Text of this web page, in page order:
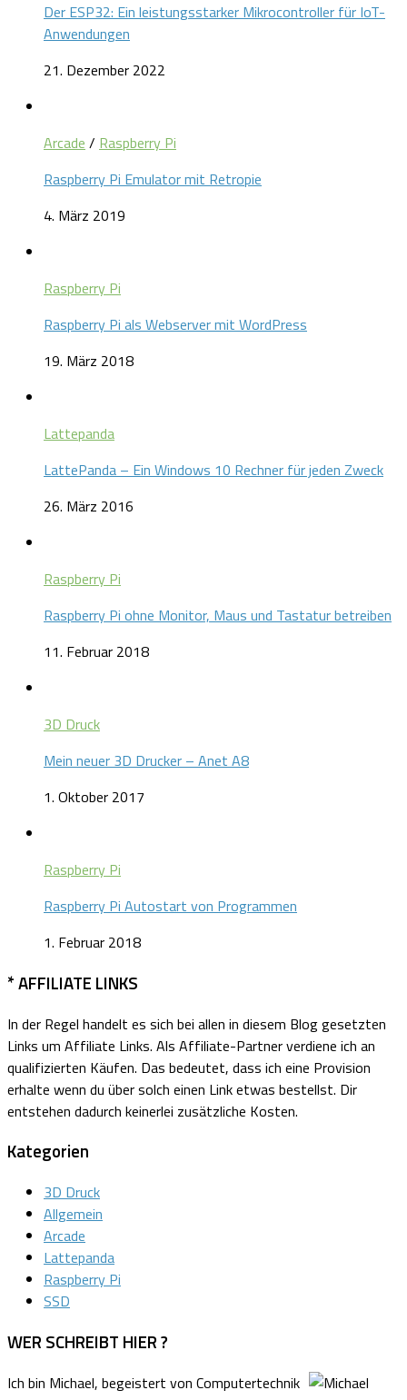
Der ESP32: Ein leistungsstarker Mikrocontroller für IoT-
Anwendungen
21. Dezember 2022
Arcade / Raspberry Pi
Raspberry Pi Emulator mit Retropie
4. März 2019
Raspberry Pi
Raspberry Pi als Webserver mit WordPress
19. März 2018
Lattepanda
LattePanda – Ein Windows 10 Rechner für jeden Zweck
26. März 2016
Raspberry Pi
Raspberry Pi ohne Monitor, Maus und Tastatur betreiben
11. Februar 2018
3D Druck
Mein neuer 3D Drucker – Anet A8
1. Oktober 2017
Raspberry Pi
Raspberry Pi Autostart von Programmen
1. Februar 2018
* AFFILIATE LINKS
In der Regel handelt es sich bei allen in diesem Blog gesetzten
Links um Affiliate Links. Als Affiliate-Partner verdiene ich an
qualifizierten Käufen. Das bedeutet, dass ich eine Provision
erhalte wenn du über solch einen Link etwas bestellst. Dir
entstehen dadurch keinerlei zusätzliche Kosten.
Kategorien
3D Druck
Allgemein
Arcade
Lattepanda
Raspberry Pi
SSD
WER SCHREIBT HIER ?
Ich bin Michael, begeistert von Computertechnik